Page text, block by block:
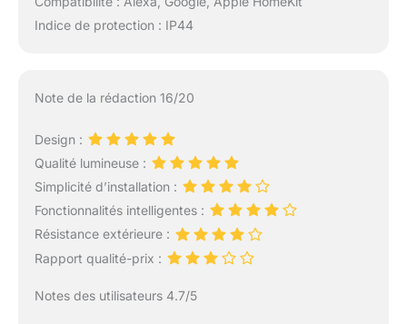
Indice de protection : IP44
Note de la rédaction 16/20
Design :
Qualité lumineuse :
Simplicité d’installation :
Fonctionnalités intelligentes :
Résistance extérieure :
Rapport qualité-prix :
Notes des utilisateurs 4.7/5